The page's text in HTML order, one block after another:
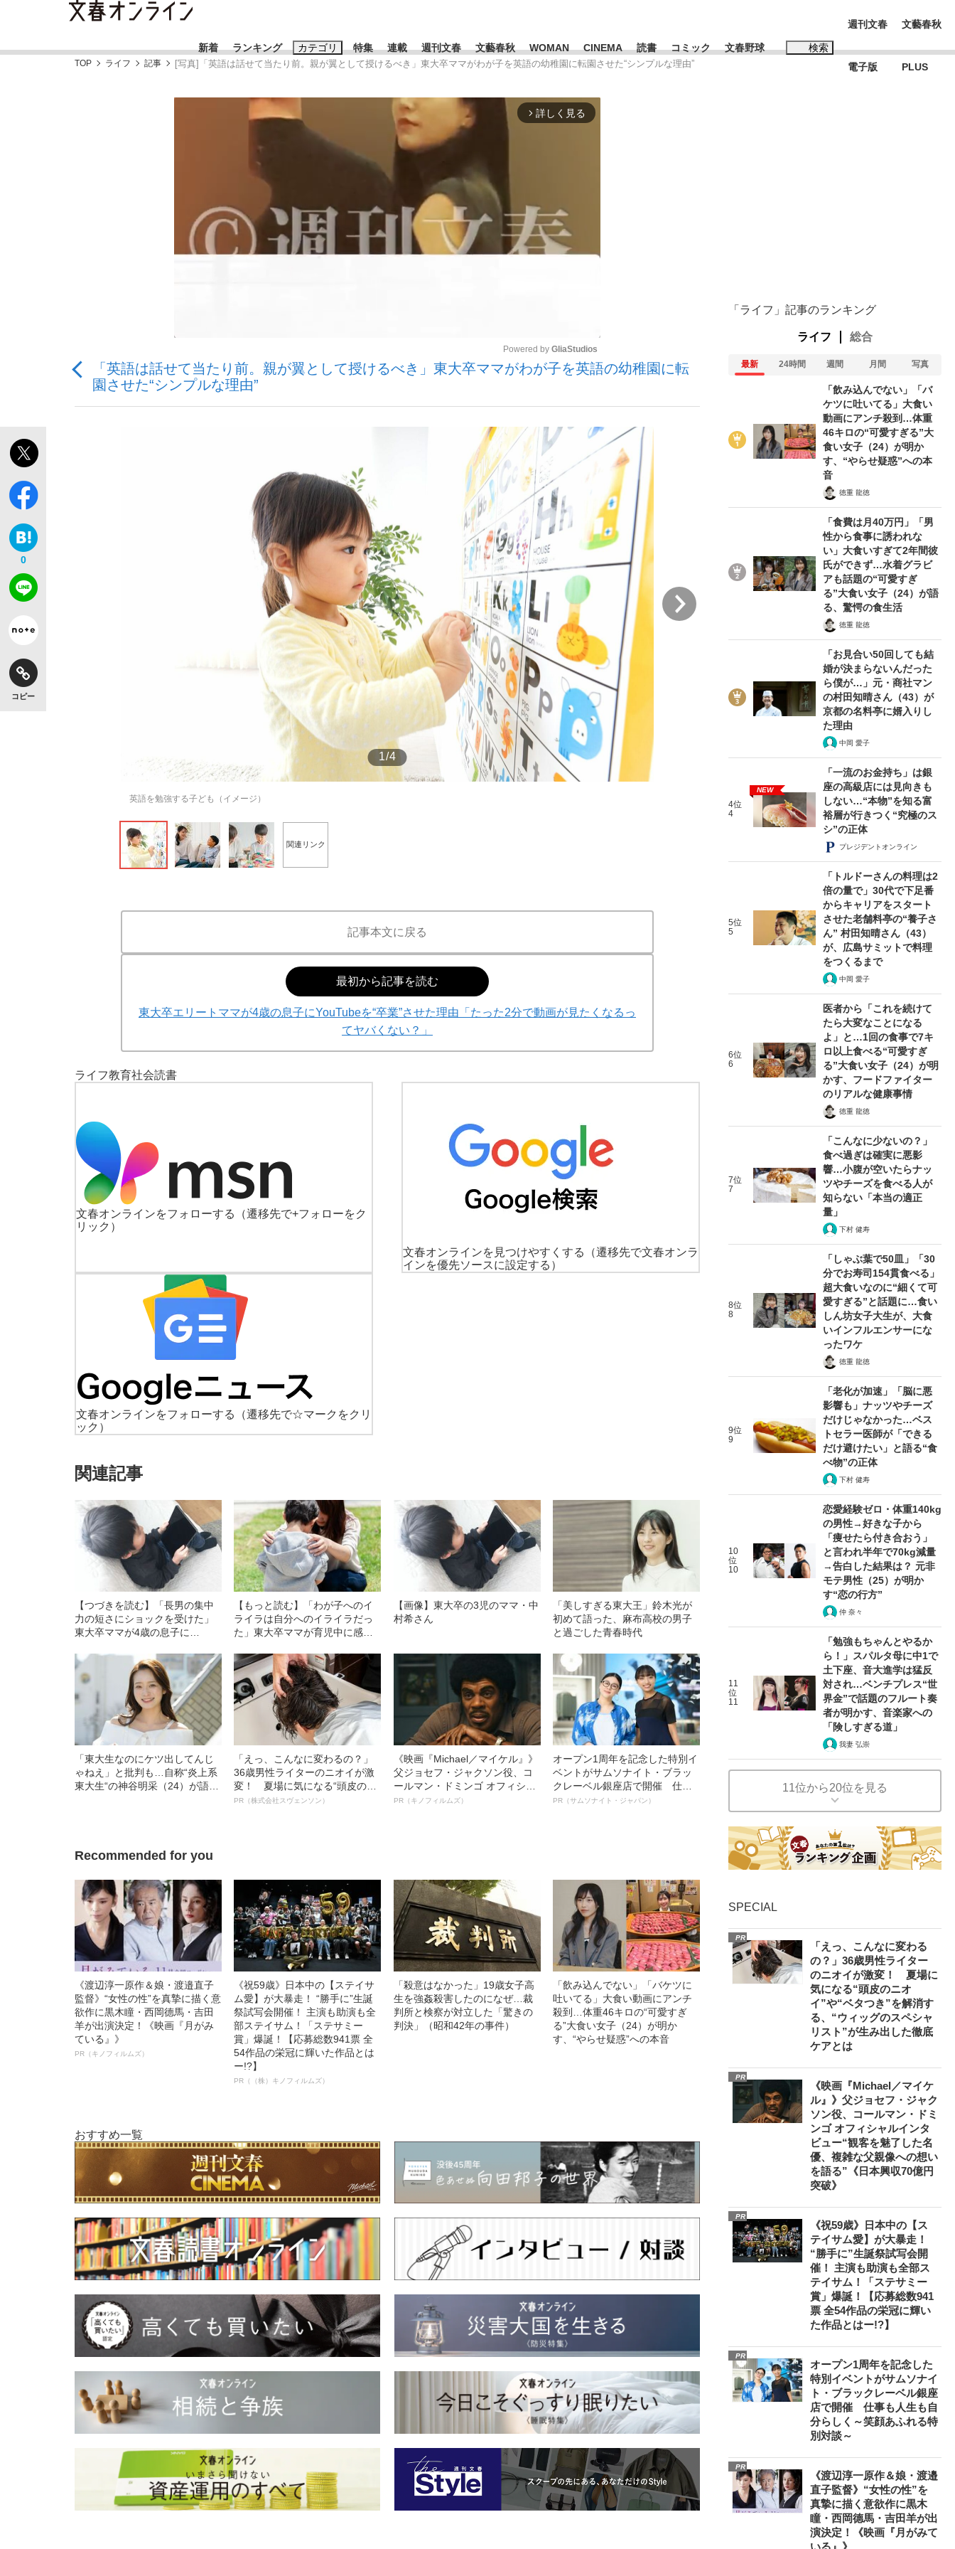
新着 ランキング カテゴリ
「クマが悪者扱いされているのが悲しい」『北の国から』倉本聰氏（91...
「目標達成できなかったからと言って…」サッカー日本代表・森保一監督...
もっと見る
特集
いまさら聞けない資産運用のすべて
もっと見る
連載 週刊文春 文藝春秋 WOMAN CINEMA 読書 コミック 文春野球 検索
おすすめのキーワードタグ一覧
#高市早苗 #森岡毅
週刊文春
電子版
文藝春秋
PLUS
TOP ライフ 記事 [写真]「英語は話せて当たり前。親が翼として授けるべき」東大卒ママがわが子を英語の幼稚園に転園させた“シンプルな理由”
arrow_forward_ios 詳しく見る
Powered by GliaStudios
「英語は話せて当たり前。親が翼として授けるべき」東大卒ママがわが子を英語の幼稚園に転
園させた“シンプルな理由”
0
コピー
1/4
英語を勉強する子ども（イメージ）
関連リンク
記事本文に戻る
最初から記事を読む
東大卒エリートママが4歳の息子にYouTubeを“卒業”させた理由「たった2分で動画が見たくなるっ
てヤバくない？」
ライフ教育社会読書
文春オンラインをフォローする
（遷移先で+フォローをク
リック）
文春オンラインを見つけやすくする
（遷移先で文春オンラ
インを優先ソースに設定する）
文春オンラインをフォローする
（遷移先で☆マークをクリ
ック）
関連記事
【つづきを読む】「長男の集中
力の短さにショックを受けた」
東大卒ママが4歳の息子に
【もっと読む】「わが子へのイ
ライラは自分へのイライラだっ
た」東大卒ママが育児中に感じ
【画像】東大卒の3児のママ・中
村希さん
「美しすぎる東大王」鈴木光が
初めて語った、麻布高校の男子
と過ごした青春時代
「東大生なのにケツ出してんじ
ゃねえ」と批判も…自称“炎上系
東大生“の神谷明采（24）が語
「えっ、こんなに変わるの？」
36歳男性ライターのニオイが激
変！ 夏場に気になる“頭皮のニ
オイ”や“ベタつき”を解消す
PR（株式会社スヴェンソン）
《映画『Michael／マイケル』》
父ジョセフ・ジャクソン役、コ
ールマン・ドミンゴ オフィシャ
ルインタビュー“観客を魅了した
PR（キノフィルムズ）
オープン1周年を記念した特別イ
ベントがサムソナイト・ブラッ
クレーベル銀座店で開催 仕事
も人生も自分らしく～笑顔あふ
PR（サムソナイト・ジャパン）
Recommended for you
《渡辺淳一原作＆娘・渡邉直子
監督》“女性の性”を真摯に描く意
欲作に黒木瞳・西岡德馬・吉田
羊が出演決定！《映画『月がみ
ている』》
PR（キノフィルムズ）
《祝59歳》日本中の【ステイサ
ム愛】が大暴走！ “勝手に”生誕
祭試写会開催！ 主演も助演も全
部ステイサム！「ステサミー
賞」爆誕！【応募総数941票 全
54作品の栄冠に輝いた作品とは
ー!?】
PR（（株）キノフィルムズ）
「殺意はなかった」19歳女子高
生を強姦殺害したのになぜ…裁
判所と検察が対立した「驚きの
判決」（昭和42年の事件）
「飲み込んでない」「バケツに
吐いてる」大食い動画にアンチ
殺到…体重46キロの“可愛すぎ
る”大食い女子（24）が明か
す、“やらせ疑惑”への本音
おすすめ一覧
「ライフ」記事のランキング
ライフ 総合
最新 24時間 週間 月間 写真
「飲み込んでない」「バ
ケツに吐いてる」大食い
動画にアンチ殺到…体重
46キロの“可愛すぎる”大
食い女子（24）が明か
す、“やらせ疑惑”への本
音
徳重 龍徳
「食費は月40万円」「男
性から食事に誘われな
い」大食いすぎて2年間彼
氏ができず…水着グラビ
アも話題の“可愛すぎ
る”大食い女子（24）が語
る、驚愕の食生活
徳重 龍徳
「お見合い50回しても結
婚が決まらないんだった
ら僕が…」元・商社マン
の村田知晴さん（43）が
京都の名料亭に婿入りし
た理由
中岡 愛子
4位
4
NEW
「一流のお金持ち」は銀
座の高級店には見向きも
しない…“本物”を知る富
裕層が行きつく“究極のス
シ”の正体
プレジデントオンライン
5位
5
「トルドーさんの料理は2
倍の量で」30代で下足番
からキャリアをスタート
させた老舗料亭の“養子さ
ん” 村田知晴さん（43）
が、広島サミットで料理
をつくるまで
中岡 愛子
6位
6
医者から「これを続けて
たら大変なことになる
よ」と…1回の食事で7キ
ロ以上食べる“可愛すぎ
る”大食い女子（24）が明
かす、フードファイター
のリアルな健康事情
徳重 龍徳
7位
7
「こんなに少ないの？」
食べ過ぎは確実に悪影
響…小腹が空いたらナッ
ツやチーズを食べる人が
知らない「本当の適正
量」
下村 健寿
8位
8
「しゃぶ葉で50皿」「30
分でお寿司154貫食べる」
超大食いなのに“細くて可
愛すぎる”と話題に…食い
しん坊女子大生が、大食
いインフルエンサーにな
ったワケ
徳重 龍徳
9位
9
「老化が加速」「脳に悪
影響も」ナッツやチーズ
だけじゃなかった…ベス
トセラー医師が「できる
だけ避けたい」と語る“食
べ物”の正体
下村 健寿
10
位
10
恋愛経験ゼロ・体重140kg
の男性→好きな子から
「痩せたら付き合おう」
と言われ半年で70kg減量
→告白した結果は？ 元非
モテ男性（25）が明か
す“恋の行方”
仲 奈々
11
位
11
「勉強もちゃんとやるか
ら！」スパルタ母に中1で
土下座、音大進学は猛反
対され…ベンチプレス“世
界金”で話題のフルート奏
者が明かす、音楽家への
「険しすぎる道」
我妻 弘崇
11位から20位を見る
SPECIAL
PR
「えっ、こんなに変わる
の？」36歳男性ライター
のニオイが激変！ 夏場に
気になる“頭皮のニオ
イ”や“ベタつき”を解消す
る、“ウィッグのスペシャ
リスト”が生み出した徹底
ケアとは
PR
《映画『Michael／マイケ
ル』》父ジョセフ・ジャク
ソン役、コールマン・ドミ
ンゴ オフィシャルインタ
ビュー“観客を魅了した名
優、複雑な父親像への想い
を語る”《日本興収70億円
突破》
PR
《祝59歳》日本中の【ス
テイサム愛】が大暴走！
“勝手に”生誕祭試写会開
催！ 主演も助演も全部ス
テイサム！「ステサミー
賞」爆誕！【応募総数941
票 全54作品の栄冠に輝い
た作品とはー!?】
PR
オープン1周年を記念した
特別イベントがサムソナイ
ト・ブラックレーベル銀座
店で開催 仕事も人生も自
分らしく～笑顔あふれる特
別対談～
PR
《渡辺淳一原作＆娘・渡邉
直子監督》“女性の性”を
真摯に描く意欲作に黒木
瞳・西岡德馬・吉田羊が出
演決定！《映画『月がみて